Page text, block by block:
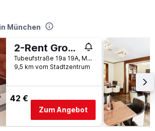
München
2-Rent Group Hostel Rooms&apartments Tub19a
Tubeufstraße 19a 19A, München, Bayern, Deutschland
9,5 km vom Stadtzentrum
42 €
Zum Angebot